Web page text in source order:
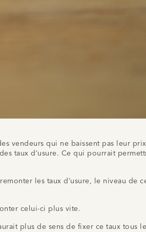
vendeurs qui ne baissent pas leur
taux d’usure. Ce qui pourrait
les taux d’usure, le niveau de
celui-ci plus vite.
plus de sens de fixer ce taux tous